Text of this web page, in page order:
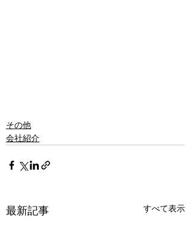
その他
会社紹介
最新記事 すべて表示